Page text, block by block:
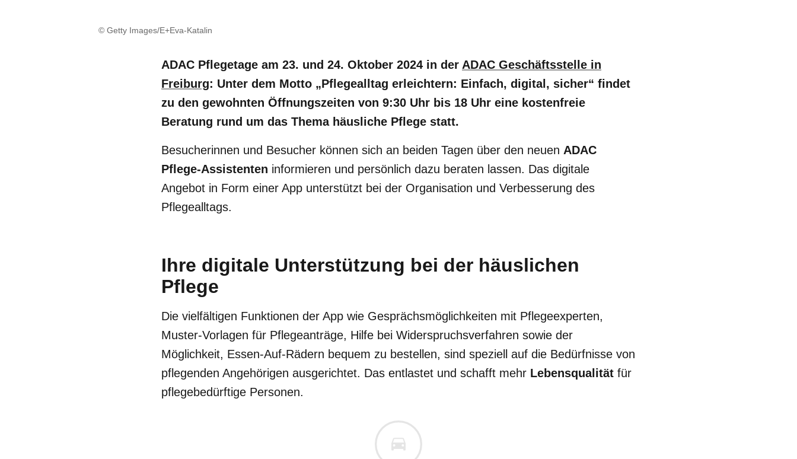
© Getty Images/E+Eva-Katalin
ADAC Pflegetage am 23. und 24. Oktober 2024 in der ADAC Geschäftsstelle in
Freiburg: Unter dem Motto „Pflegealltag erleichtern: Einfach, digital, sicher“ findet
zu den gewohnten Öffnungszeiten von 9:30 Uhr bis 18 Uhr eine kostenfreie
Beratung rund um das Thema häusliche Pflege statt.
Besucherinnen und Besucher können sich an beiden Tagen über den neuen ADAC
Pflege-Assistenten informieren und persönlich dazu beraten lassen. Das digitale
Angebot in Form einer App unterstützt bei der Organisation und Verbesserung des
Pflegealltags.
Ihre digitale Unterstützung bei der häuslichen
Pflege
Die vielfältigen Funktionen der App wie Gesprächsmöglichkeiten mit Pflegeexperten,
Muster-Vorlagen für Pflegeanträge, Hilfe bei Widerspruchsverfahren sowie der
Möglichkeit, Essen-Auf-Rädern bequem zu bestellen, sind speziell auf die Bedürfnisse von
pflegenden Angehörigen ausgerichtet. Das entlastet und schafft mehr Lebensqualität für
pflegebedürftige Personen.